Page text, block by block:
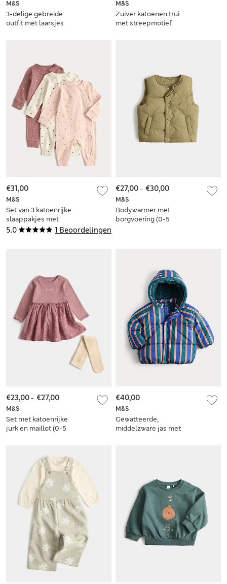
M&S
3-delige gebreide
outfit met laarsjes
M&S
Zuiver katoenen trui
met streepmotief
5.0 1 Beoordelingen
M&S
Set van 3 katoenrijke
slaappakjes met
hartjes (3,18 kg-3
€31,00
M&S
Bodywarmer met
borgvoering (0-5
€27,00- €30,00
M&S
Set met katoenrijke
jurk en maillot (0-5
€23,00- €27,00
M&S
Gewatteerde,
middelzware jas met
€40,00